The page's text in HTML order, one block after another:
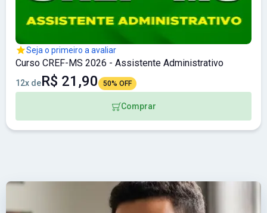
Seja o primeiro a avaliar
Curso CREF-MS 2026 - Assistente Administrativo
12x deR$ 21,90 50% OFF
Comprar